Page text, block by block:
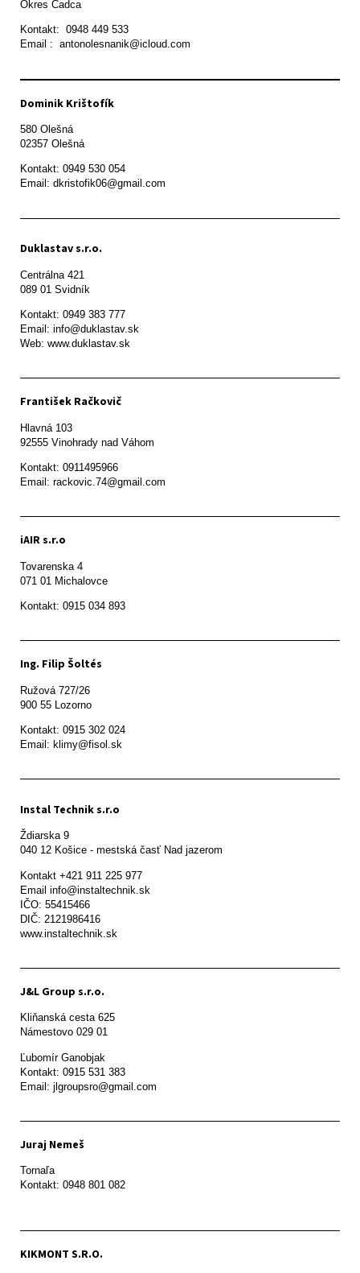
Okres Čadca
Kontakt:  0948 449 533
Email :  antonolesnanik@icloud.com
Dominik Krištofík
580 Olešná
Kontakt: 0949 530 054
Email: dkristofik06@gmail.com
Duklastav s.r.o.
Centrálna 421
089 01 Svidník
Kontakt: 0949 383 777
Email: info@duklastav.sk
Web: www.duklastav.sk
František Račkovič
Hlavná 103
92555 Vinohrady nad Váhom
Kontakt: 0911495966
Email: rackovic.74@gmail.com
iAIR s.r.o
Tovarenska 4
071 01 Michalovce
Ing. Filip Šoltés
Ružová 727/26
900 55 Lozorno
Kontakt: 0915 302 024
Email: klimy@fisol.sk
Instal Technik s.r.o
Ždiarska 9
Kontakt +421 911 225 977
Email info@instaltechnik.sk
IČO: 55415466
DIČ: 2121986416
www.instaltechnik.sk
J&L Group s.r.o.
Kliňanská cesta 625
Námestovo 029 01
Ľubomír Ganobjak
Kontakt: 0915 531 383
Email: jlgroupsro@gmail.com
Juraj Nemeš
Tornaľa
Kontakt: 0948 801 082
KIKMONT S.R.O.